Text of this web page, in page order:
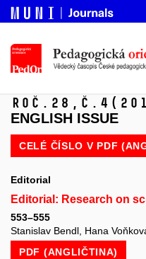
Roč.28, č.4
ENGLISH ISSUE
CELÉ ČÍSLO V PDF
Editorial
Editorial: Research on
553–555
Stanislav Bendl, Hana
PDF (ANGLIČTINA)